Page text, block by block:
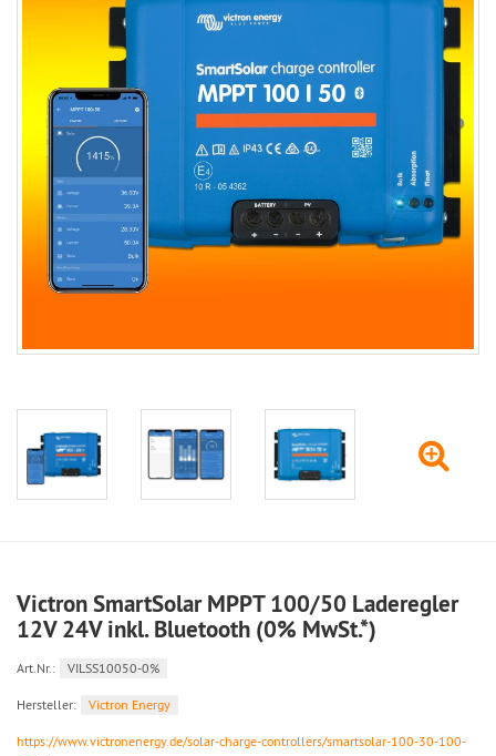
Victron SmartSolar MPPT 100/50 Laderegler
12V 24V inkl. Bluetooth (0% MwSt.*)
Art.Nr.: VILSS10050-0%
Hersteller: Victron Energy
https://www.victronenergy.de/solar-charge-controllers/smartsolar-100-30-100-